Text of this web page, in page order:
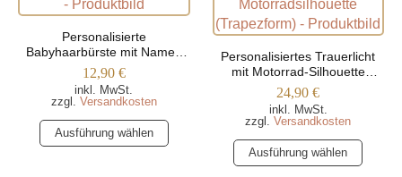
können
auf
Produktseite
gewählt
werden
auf.
Die
Optionen
können
Produktseite
gewählt
werden
Personalisierte
Babyhaarbürste mit Namen
und Geburtsdatum
12,90 €
inkl. MwSt.
zzgl. Versandkosten
Ausführung wählen
Dieses
Produkt
Personalisiertes Trauerlicht
mit Motorrad-Silhouette
(Trapezform)
24,90€
inkl. MwSt.
zzgl.Versandkosten
Ausführung wählen
Dieses
Produkt